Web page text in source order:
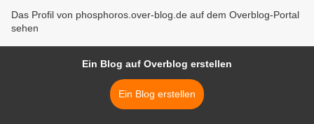
Das Profil von phosphoros.over-blog.de auf dem Overblog-Portal
sehen
Ein Blog auf Overblog erstellen
Ein Blog erstellen